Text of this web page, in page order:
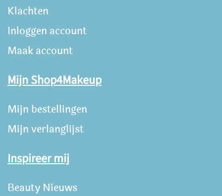
Klachten
Inloggen account
Maak account
Mijn Shop4Makeup
Mijn bestellingen
Mijn verlanglijst
Inspireer mij
Beauty Nieuws